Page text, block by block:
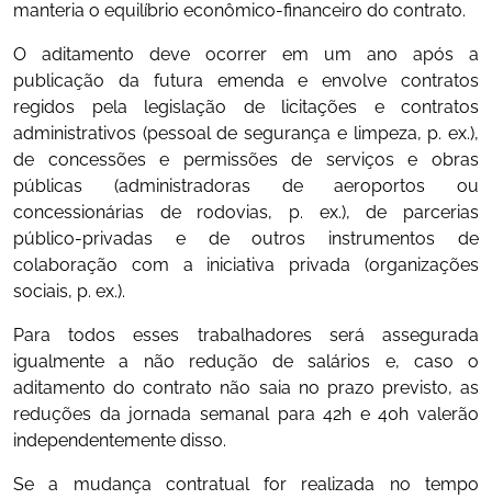
manteria o equilíbrio econômico-financeiro do contrato.
O aditamento deve ocorrer em um ano após a
publicação da futura emenda e envolve contratos
regidos pela legislação de licitações e contratos
administrativos (pessoal de segurança e limpeza, p. ex.),
de concessões e permissões de serviços e obras
públicas (administradoras de aeroportos ou
concessionárias de rodovias, p. ex.), de parcerias
público-privadas e de outros instrumentos de
colaboração com a iniciativa privada (organizações
sociais, p. ex.).
Para todos esses trabalhadores será assegurada
igualmente a não redução de salários e, caso o
aditamento do contrato não saia no prazo previsto, as
reduções da jornada semanal para 42h e 40h valerão
independentemente disso.
Se a mudança contratual for realizada no tempo